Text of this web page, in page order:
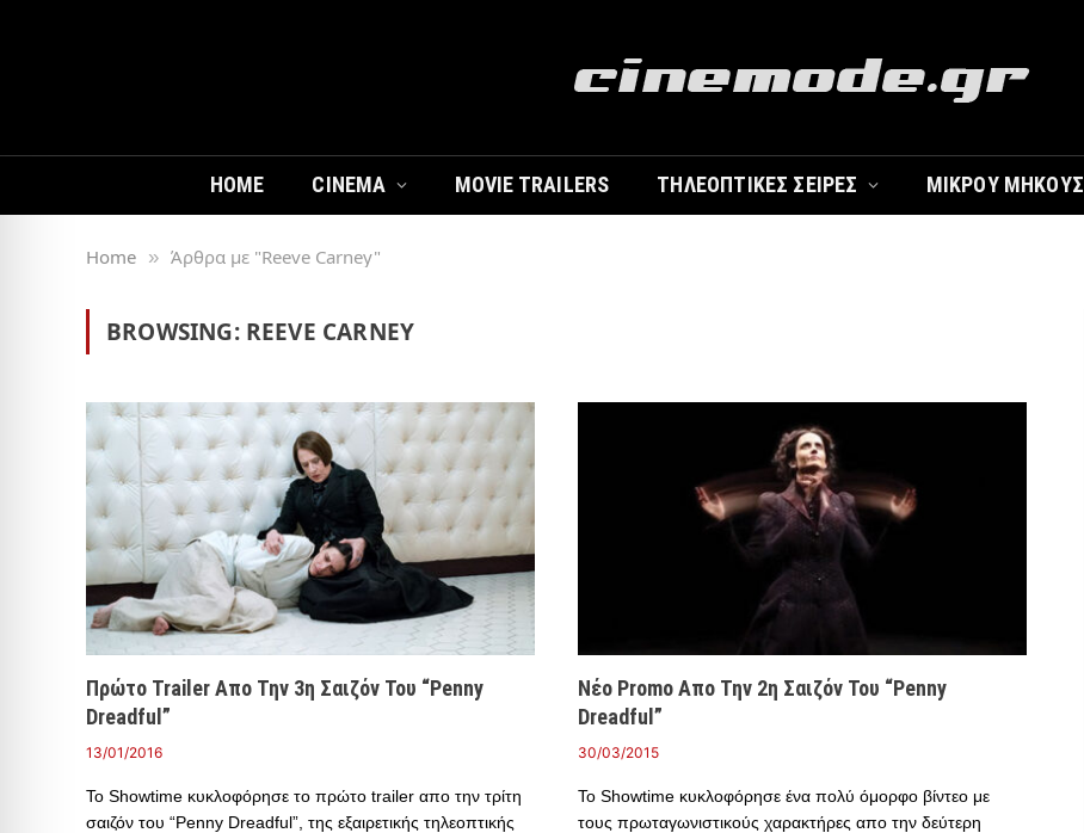
HOME CINEMA MOVIE TRAILERS ΤΗΛΕΟΠΤΙΚΈΣ ΣΕΙΡΈΣ ΜΙΚΡΟΎ ΜΉΚΟΥΣ
Home » Άρθρα με "Reeve Carney"
BROWSING: REEVE CARNEY
Πρώτο Trailer Απο Την 3η Σαιζόν Του “Penny
Dreadful”
13/01/2016
To Showtime κυκλοφόρησε το πρώτο trailer απο την τρίτη
σαιζόν του “Penny Dreadful”, της εξαιρετικής τηλεοπτικής
Νέο Promo Απο Την 2η Σαιζόν Του “Penny
Dreadful”
30/03/2015
Το Showtime κυκλοφόρησε ένα πολύ όμορφο βίντεο με
τους πρωταγωνιστικούς χαρακτήρες απο την δεύτερη